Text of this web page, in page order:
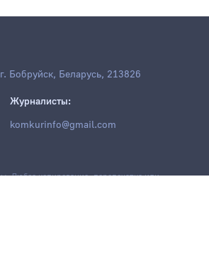
Бобруйск, Беларусь, 213826
Журналисты:
komkurinfo@gmail.com
Любое копирование, перепечатка или